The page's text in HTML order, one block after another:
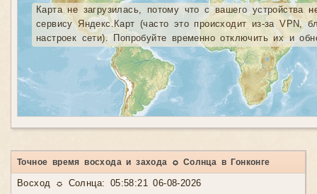
Карта не загрузилась, потому что с вашего устройства
сервису Яндекс.Карт (часто это происходит из-за VPN,
настроек сети). Попробуйте временно отключить их и
Точное время восхода и захода ☼ Солнца в Гонконге
Восход ☼ Солнца: 05:58:21 06-08-2026